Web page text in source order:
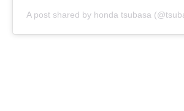
A post shared by honda tsubasa